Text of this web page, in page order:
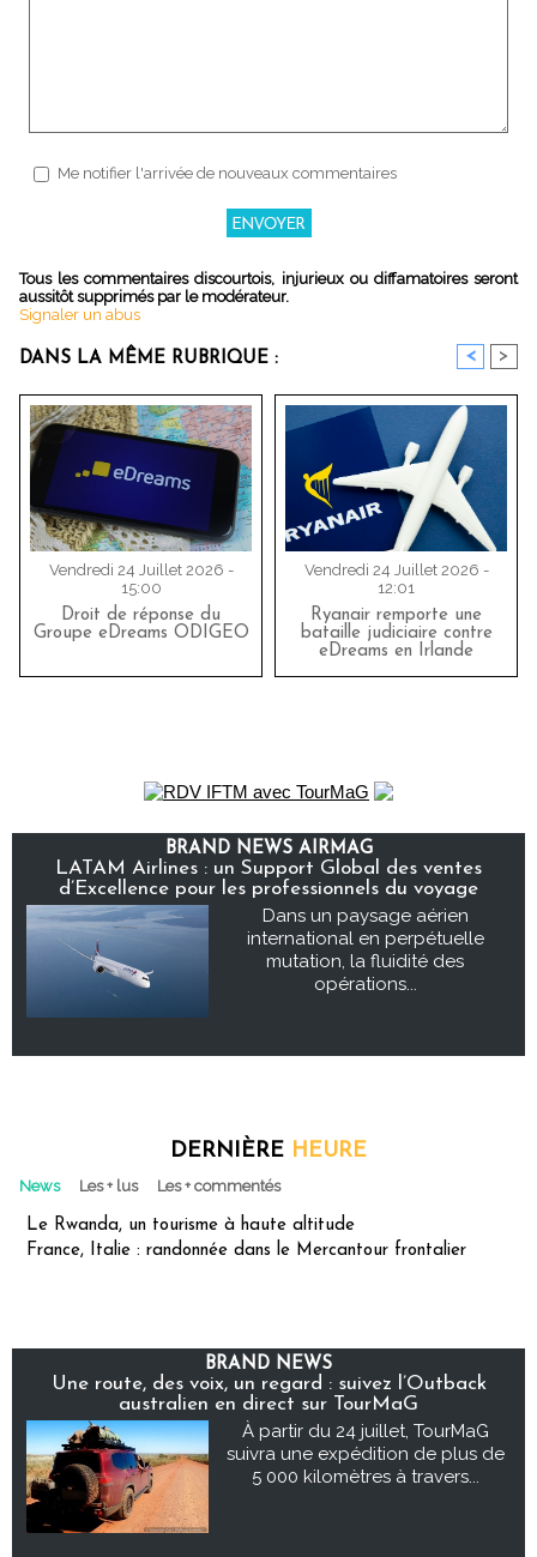
Me notifier l'arrivée de nouveaux commentaires
Tous les commentaires discourtois, injurieux ou diffamatoires seront
aussitôt supprimés par le modérateur.
Signaler un abus
DANS LA MÊME RUBRIQUE : < >
Vendredi 24 Juillet 2026 -
15:00
Droit de réponse du
Groupe eDreams ODIGEO
Vendredi 24 Juillet 2026 -
12:01
Ryanair remporte une
bataille judiciaire contre
eDreams en Irlande
BRAND NEWS AIRMAG
LATAM Airlines : un Support Global des ventes
d’Excellence pour les professionnels du voyage
Dans un paysage aérien
international en perpétuelle
mutation, la fluidité des
opérations...
DERNIÈRE HEURE
News Les + lus Les + commentés
Le Rwanda, un tourisme à haute altitude
France, Italie : randonnée dans le Mercantour frontalier
BRAND NEWS
Une route, des voix, un regard : suivez l’Outback
australien en direct sur TourMaG
À partir du 24 juillet, TourMaG
suivra une expédition de plus de
5 000 kilomètres à travers...